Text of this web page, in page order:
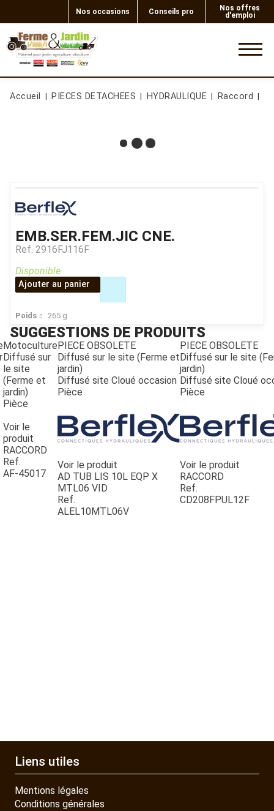
Nos occasions Conseils pro
Nos offres
d'emploi
JOUET
Accueil PIECES DETACHEES HYDRAULIQUE Raccord
EMB.SER.FEM.JIC CNE.
Ref. 2916FJ116F
Poids 265 g
Disponible
Ajouter au panier
SUGGESTIONS DE PRODUITS
Motoculture
Diffusé sur
le site
(Ferme et
jardin)
Pièce
Voir le
produit
RACCORD
Ref.
AF-45017
PIECE OBSOLETE
Diffusé sur le site (Ferme et
jardin)
Diffusé site Cloué occasion
Pièce
Voir le produit
AD TUB LIS 10L EQP X
MTL06 VID
Ref.
ALEL10MTL06V
PIECE OBSOLETE
Diffusé sur le site
jardin)
Diffusé site Cloué
Pièce
Voir le produit
RACCORD
Ref.
CD208FPUL12F
Liens utiles
Mentions légales
Conditions générales